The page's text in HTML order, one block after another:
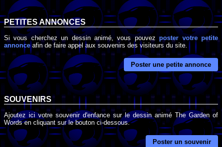
PETITES ANNONCES
Si vous cherchez un dessin animé, vous pouvezposter votre petite
annonceafin de faire appel aux souvenirs des visiteurs du site.
Poster une petite annonce
SOUVENIRS
Ajoutez ici votre souvenir d'enfance sur le dessin animé The Garden of
Words en cliquant sur le bouton ci-dessous.
Poster un souvenir